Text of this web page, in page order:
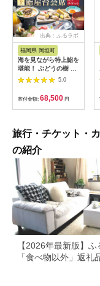
出典：ふるラボ
福岡県 岡垣町
海を見ながら特上鮨を
堪能！ ぶどうの樹 鮨
屋台ペア お食事券 海
鮮 海 屋台 食事 ペア
福岡県 岡垣町
5.0
寄付金額: 68,500 円
旅行・チケット・
の紹介
【2026年最新版】
「食べ物以外」返礼